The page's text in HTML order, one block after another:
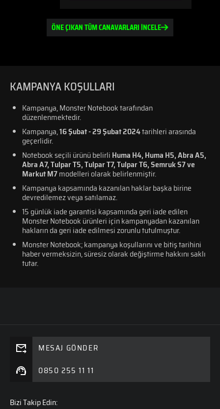
ÖNE ÇIKAN TÜM CANAVARLARI İNCELE
KAMPANYA KOŞULLARI
Kampanya, Monster Notebook tarafından
düzenlenmektedir.
Kampanya,16 Şubat - 29 Şubat 2024tarihleri arasında
geçerlidir.
Notebook seçili ürünü belirli Huma H4, Huma H5, Abra A5,
Abra A7, Tulpar T5, Tulpar T7, Tulpar T6, Semruk S7 ve
Markut M7modelleri olarak belirlenmiştir.
Kampanya kapsamında kazanılan haklar başka birine
devredilemez veya satılamaz.
15 günlük iade garantisi kapsamında geri iade edilen
Monster Notebook ürünleri için kampanyadan kazanılan
hakların da geri iade edilmesi zorunlu tutulmuştur.
Monster Notebook; kampanya koşullarını ve bitiş tarihini
haber vermeksizin, süresiz olarak değiştirme hakkını saklı
tutar.
MESAJ GÖNDER
0850 255 11 11
Bizi Takip Edin: